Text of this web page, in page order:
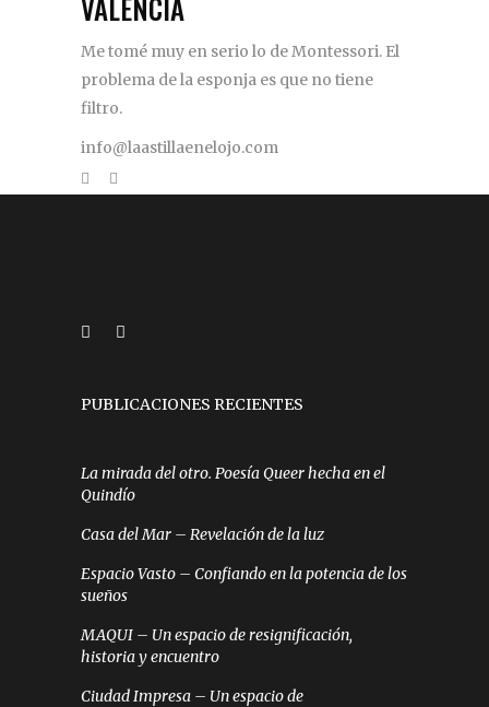
VALENCIA
Me tomé muy en serio lo de Montessori. El
problema de la esponja es que no tiene
filtro.
info@laastillaenelojo.com
PUBLICACIONES RECIENTES
La mirada del otro. Poesía Queer hecha en el
Quindío
Casa del Mar – Revelación de la luz
Espacio Vasto – Confiando en la potencia de los
sueños
MAQUI – Un espacio de resignificación,
historia y encuentro
Ciudad Impresa – Un espacio de